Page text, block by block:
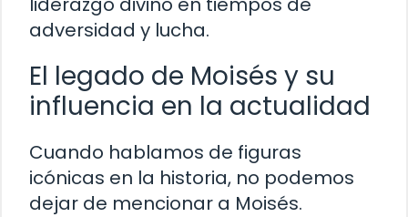
adversidad y lucha.
El legado de Moisés y su
influencia en la actualidad
Cuando hablamos de figuras
icónicas en la historia, no podemos
dejar de mencionar a Moisés.